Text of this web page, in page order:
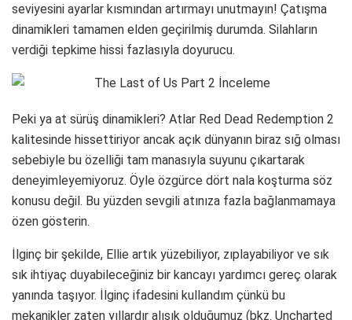
seviyesini ayarlar kısmından artırmayı unutmayın! Çatışma
dinamikleri tamamen elden geçirilmiş durumda. Silahların
verdiği tepkime hissi fazlasıyla doyurucu.
Peki ya at sürüş dinamikleri? Atlar Red Dead Redemption 2
kalitesinde hissettiriyor ancak açık dünyanın biraz sığ olması
sebebiyle bu özelliği tam manasıyla suyunu çıkartarak
deneyimleyemiyoruz. Öyle özgürce dört nala koşturma söz
konusu değil. Bu yüzden sevgili atınıza fazla bağlanmamaya
özen gösterin.
İlginç bir şekilde, Ellie artık yüzebiliyor, zıplayabiliyor ve sık
sık ihtiyaç duyabileceğiniz bir kancayı yardımcı gereç olarak
yanında taşıyor. İlginç ifadesini kullandım çünkü bu
mekanikler zaten yıllardır alışık olduğumuz (bkz. Uncharted